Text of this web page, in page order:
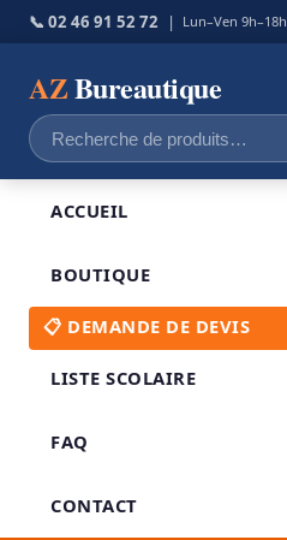
📞 02 46 91 52 72 | Lun–Ven 9h–18h
AZBureautique
Recherche
pour :
ACCUEIL
BOUTIQUE
📋 DEMANDE DE DEVIS
LISTE SCOLAIRE
FAQ
CONTACT